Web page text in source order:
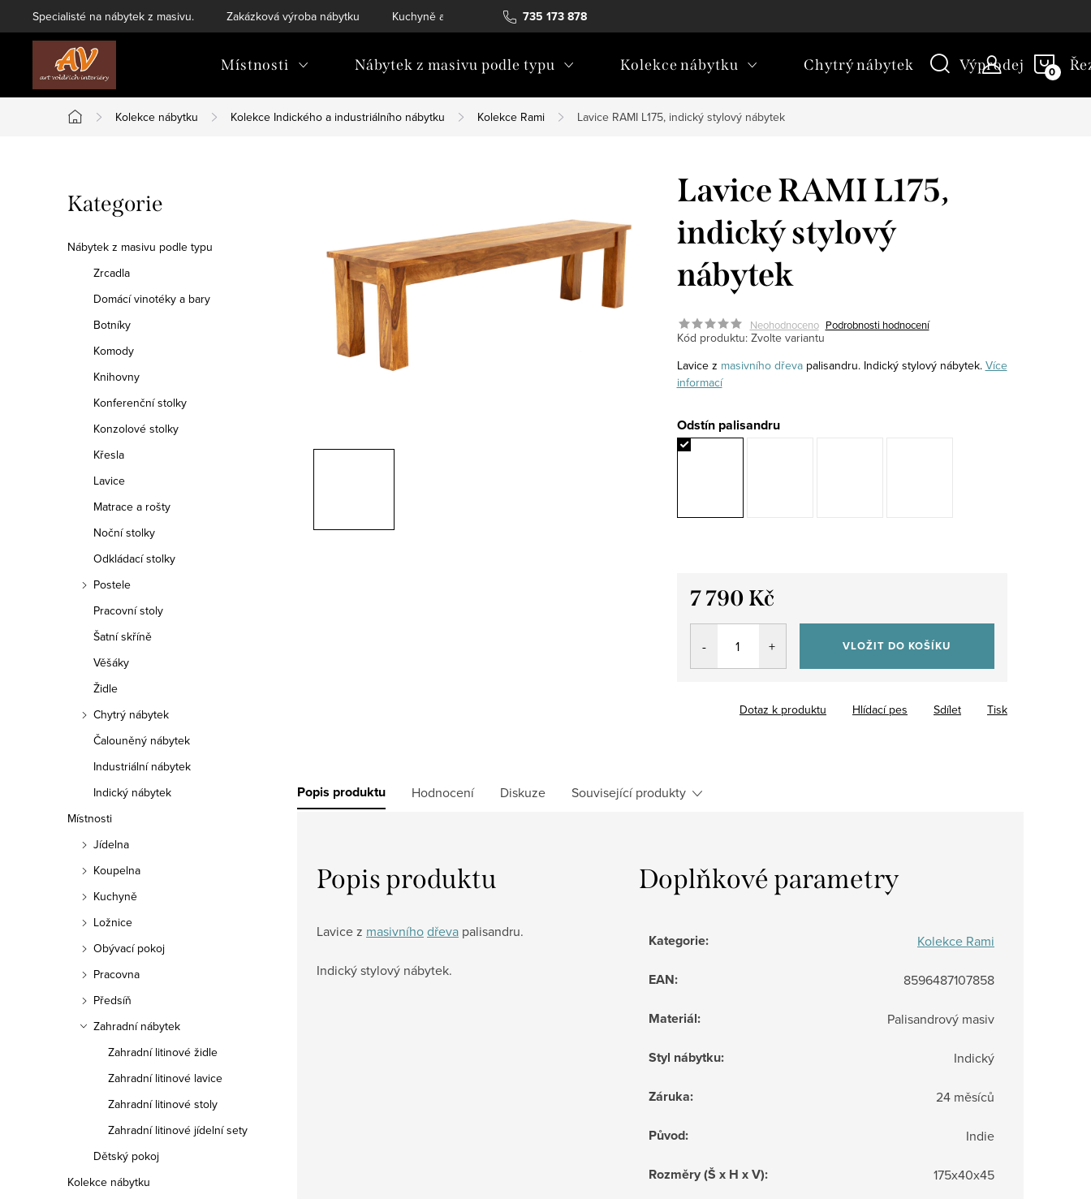
na
735 173 878
Specialisté na nábytek z masivu. Zakázková výroba nábytku Kuchyně a vestavný nábytek Katalogy ke stažení
Místnosti Nábytek z masivu podle typu Kolekce nábytku Chytrý nábytek Výprodej
Domů
Kolekce nábytku Kolekce Indického a industriálního nábytku Kolekce Rami Lavice RAMI L175, indický stylový nábytek
o
s
Přeskočit
kategorie
Kategorie
Nábytek z masivu podle typu
Zrcadla
Domácí vinotéky a bary
Botníky
Komody
Knihovny
Konferenční stolky
Konzolové stolky
Křesla
Lavice
Matrace a rošty
Noční stolky
Odkládací stolky
Postele
Pracovní stoly
Šatní skříně
Věšáky
Židle
Chytrý nábytek
Čalouněný nábytek
Industriální nábytek
Indický nábytek
Místnosti
Jídelna
Koupelna
Kuchyně
Ložnice
Obývací pokoj
Pracovna
Předsíň
Zahradní nábytek
Zahradní litinové židle
Zahradní litinové lavice
Zahradní litinové stoly
Zahradní litinové jídelní sety
Dětský pokoj
Kolekce nábytku
Lavice RAMI L175,
indický stylový
nábytek
Neohodnoceno Podrobnosti hodnocení
Kód produktu: Zvolte variantu
Lavice z masivního dřevapalisandru. Indický stylový nábytek. Více
informací
Odstín palisandru
7 790 Kč
Měrná
VLOŽIT DO KOŠÍKU
Tisk
Dotaz k produktu Hlídací pes Sdílet
Popis produktu Hodnocení Diskuze Související produkty
Popis produktu
Lavice z masivníhodřeva palisandru.
Indický stylový nábytek.
Doplňkové parametry
Kategorie: Kolekce Rami
EAN: 8596487107858
Materiál: Palisandrový masiv
Styl nábytku: Indický
Záruka: 24 měsíců
Původ: Indie
Rozměry (Š x H x V): 175x40x45